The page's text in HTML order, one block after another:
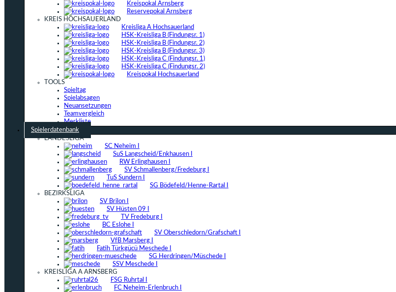
Kreispokal Arnsberg
Reservepokal Arnsberg
KREIS HOCHSAUERLAND
Kreisliga A Hochsauerland
HSK-Kreisliga B (Findungsr. 1)
HSK-Kreisliga B (Findungsr. 2)
HSK-Kreisliga B (Findungsr. 3)
HSK-Kreisliga C (Findungsr. 1)
HSK-Kreisliga C (Findungsr. 2)
Kreispokal Hochsauerland
TOOLS
Spieltag
Spielabsagen
Neuansetzungen
Teamvergleich
Merkliste
Spielerdatenbank
LANDESLIGA
SC Neheim I
SuS Langscheid/Enkhausen I
RW Erlinghausen I
SV Schmallenberg/Fredeburg I
TuS Sundern I
SG Bödefeld/Henne-Rartal I
BEZIRKSLIGA
SV Brilon I
SV Hüsten 09 I
TV Fredeburg I
BC Eslohe I
SV Oberschledorn/Grafschaft I
VfB Marsberg I
Fatih Türkgücü Meschede I
SG Herdringen/Müschede I
SSV Meschede I
KREISLIGA A ARNSBERG
FSG Ruhrtal I
FC Neheim-Erlenbruch I